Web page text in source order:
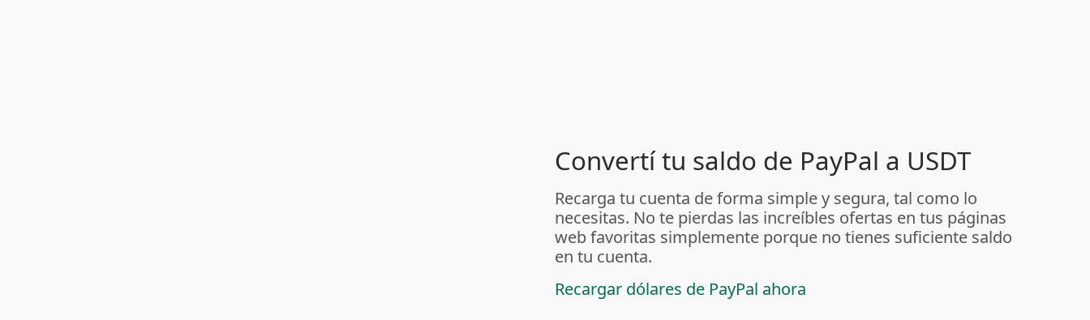
Convertí tu saldo de PayPal a USDT
Recarga tu cuenta de forma simple y segura, tal como lo
necesitas. No te pierdas las increíbles ofertas en tus páginas
web favoritas simplemente porque no tienes suficiente saldo
en tu cuenta.
Recargar dólares de PayPal ahora